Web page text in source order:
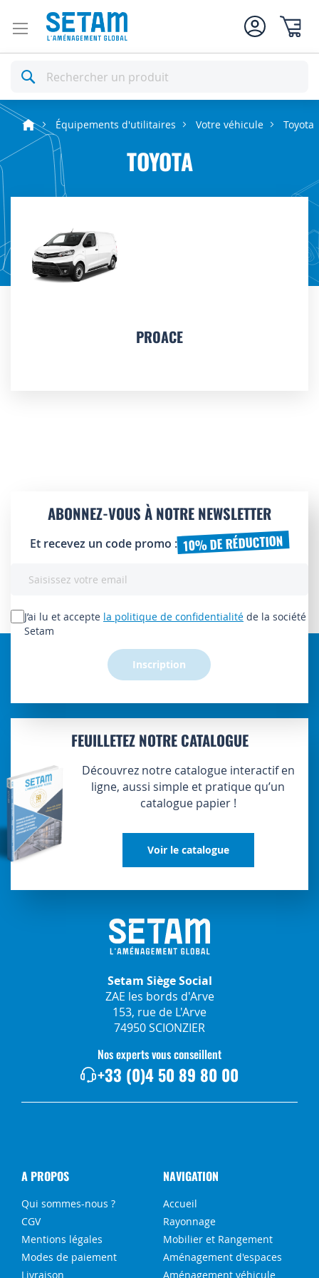
Rechercher
Équipements d'utilitaires Votre véhicule Toyota
TOYOTA
PROACE
ABONNEZ-VOUS À NOTRE NEWSLETTER
Et recevez un code promo : 10% DE RÉDUCTION
lettre
d’information
J’ai lu et accepte la politique de confidentialité de la société
Setam
Inscription
FEUILLETEZ NOTRE CATALOGUE
Découvrez notre catalogue interactif en
ligne, aussi simple et pratique qu’un
catalogue papier !
Voir le catalogue
Setam Siège Social
ZAE les bords d'Arve
153, rue de L'Arve
74950 SCIONZIER
Nos experts vous conseillent
+33 (0)4 50 89 80 00
A PROPOS
Qui sommes-nous ?
CGV
Mentions légales
Modes de paiement
Livraison
NAVIGATION
Accueil
Rayonnage
Mobilier et Rangement
Aménagement d'espaces
Aménagement véhicule